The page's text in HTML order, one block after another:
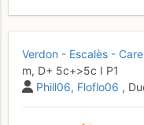
Verdon - Escalès -
m, D+ 5c+>5c I P1
Phill06 Floflo06 ,